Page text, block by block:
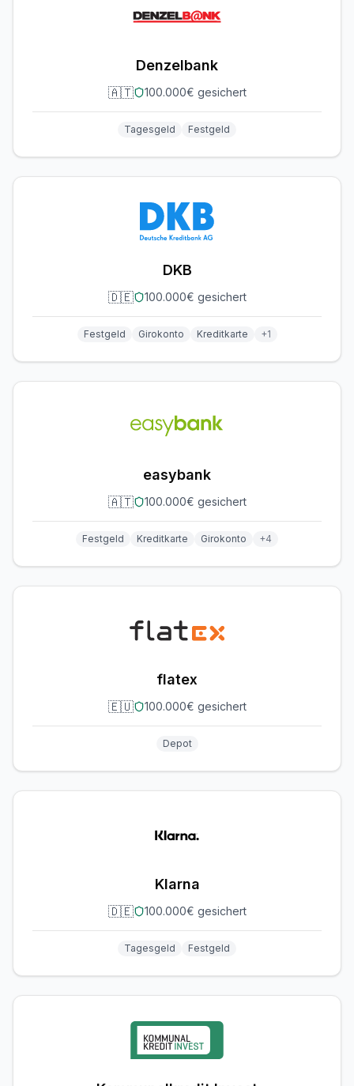
Denzelbank
🇦🇹 100.000€ gesichert
Tagesgeld Festgeld
DKB
🇩🇪 100.000€ gesichert
Festgeld Girokonto Kreditkarte +1
easybank
🇦🇹 100.000€ gesichert
Festgeld Kreditkarte Girokonto +4
flatex
🇪🇺 100.000€ gesichert
Depot
Klarna
🇩🇪 100.000€ gesichert
Tagesgeld Festgeld